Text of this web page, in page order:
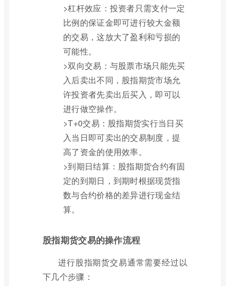
>杠杆效应：投资者只需支付一定
比例的保证金即可进行较大金额
的交易，这放大了盈利和亏损的
可能性。
>双向交易：与股票市场只能先买
入后卖出不同，股指期货市场允
许投资者先卖出后买入，即可以
进行做空操作。
>T+0交易：股指期货实行当日买
入当日即可卖出的交易制度，提
高了资金的使用效率。
>到期日结算：股指期货合约有固
定的到期日，到期时根据现货指
数与合约价格的差异进行现金结
算。
股指期货交易的操作流程
进行股指期货交易通常需要经过以
下几个步骤：